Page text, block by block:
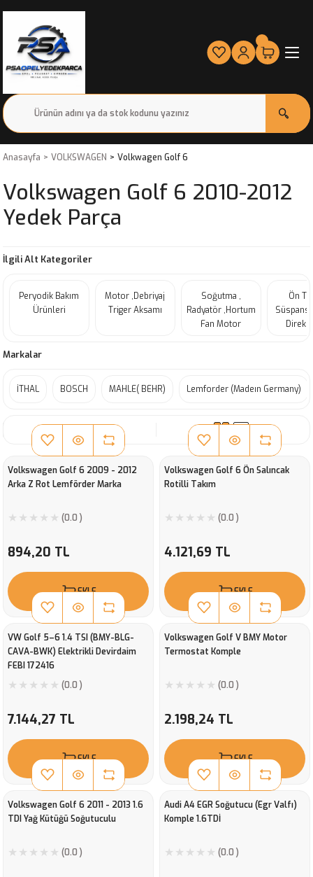
Anasayfa VOLKSWAGEN Volkwagen Golf 6
Volkswagen Golf 6 2010-2012
Yedek Parça
İlgili Alt Kategoriler
Peryodik Bakım
Ürünleri
Motor ,Debriyaj
Triger Aksamı
Soğutma ,
Radyatör ,Hortum
Fan Motor
Ön
Markalar
İTHAL BOSCH MAHLE( BEHR) Lemforder (Madeın Germany)
Volkswagen Golf 6 2009 - 2012
Arka Z Rot Lemförder Marka
(0.0 )
894,20 TL
EKLE
Volkswagen Golf 6 Ön Salıncak
Rotilli Takım
(0.0 )
4.121,69 TL
EKLE
VW Golf 5–6 1.4 TSI (BMY-BLG-
CAVA-BWK) Elektrikli Devirdaim
FEBI 172416
(0.0 )
7.144,27 TL
EKLE
Volkswagen Golf V BMY Motor
Termostat Komple
(0.0 )
2.198,24 TL
EKLE
Volkswagen Golf 6 2011 - 2013 1.6
TDI Yağ Kütüğü Soğutuculu
(0.0 )
Audi A4 EGR Soğutucu (Egr Valfı)
Komple 1.6TDİ
(0.0 )